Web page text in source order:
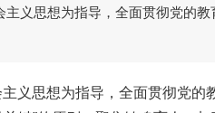
义思想为指导，全面贯彻党的教
义思想为指导，全面贯彻党的